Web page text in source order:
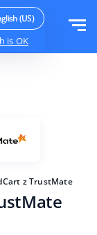
(US)
is OK
Zaloguj
z TrustMate